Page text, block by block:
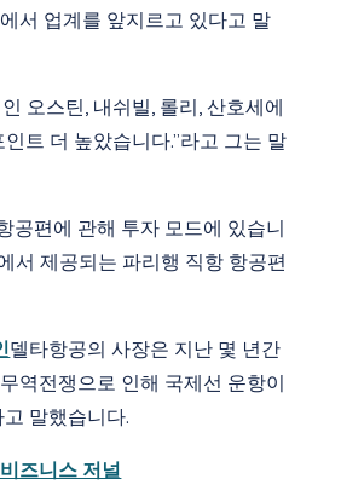
서 업계를 앞지르고 있다고 말
오스틴, 내쉬빌, 롤리, 산호세에
트 더 높았습니다.”라고 그는 말
공편에 관해 투자 모드에 있습니
서 제공되는 파리행 직항 항공편
델타항공의 사장은 지난 몇 년간
역전쟁으로 인해 국제선 운항이
말했습니다.
즈니스 저널